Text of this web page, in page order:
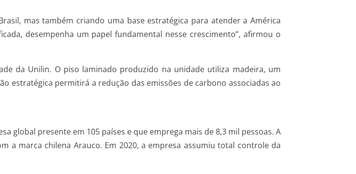
mas também criando uma base estratégica para atender a América
desempenha um papel fundamental nesse crescimento”, afirmou o
da Unilin. O piso laminado produzido na unidade utiliza madeira, um
estratégica permitirá a redução das emissões de carbono associadas ao
global presente em 105 países e que emprega mais de 8,3 mil pessoas. A
a marca chilena Arauco. Em 2020, a empresa assumiu total controle da